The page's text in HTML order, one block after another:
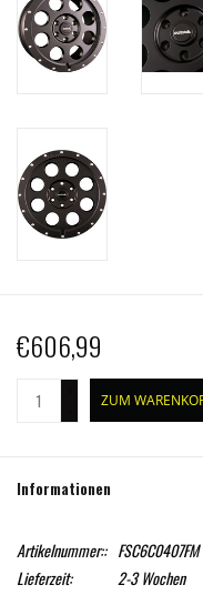
€606,99
ZUM
Informationen
Artikelnummer:: FSC6C0407FM
Lieferzeit:
2-3 Wochen